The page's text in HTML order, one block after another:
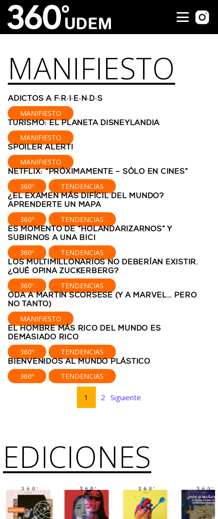
MANIFIESTO
ADICTOS A F·R·I·E·N·D·S
MANIFIESTO
TURISMO: EL PLANETA DISNEYLANDIA
MANIFIESTO
SPOILER ALERT!
MANIFIESTO
NETFLIX: “PRÓXIMAMENTE – SÓLO EN CINES”
360º TENDENCIAS
¿EL EXAMEN MÁS DIFÍCIL DEL MUNDO?
APRENDERTE UN MAPA
360º TENDENCIAS
ES MOMENTO DE “HOLANDARIZARNOS” Y
SUBIRNOS A UNA BICI
360º TENDENCIAS
LOS MULTIMILLONARIOS NO DEBERÍAN EXISTIR.
¿QUÉ OPINA ZUCKERBERG?
360º TENDENCIAS
ODA A MARTIN SCORSESE (Y A MARVEL… PERO
NO TANTO)
MANIFIESTO
EL HOMBRE MÁS RICO DEL MUNDO ES
DEMASIADO RICO
360º TENDENCIAS
BIENVENIDOS AL MUNDO PLÁSTICO
360º TENDENCIAS
1 2 Siguiente
EDICIONES